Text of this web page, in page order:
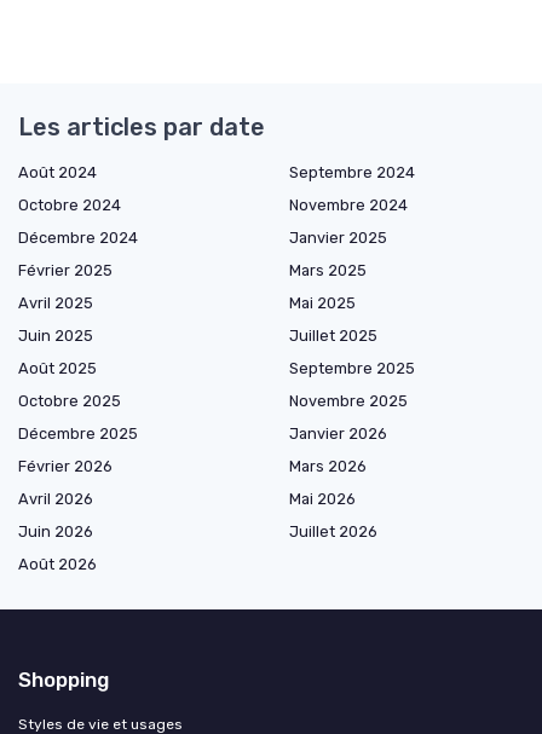
Les articles par date
Août 2024
Septembre 2024
Octobre 2024
Novembre 2024
Décembre 2024
Janvier 2025
Février 2025
Mars 2025
Avril 2025
Mai 2025
Juin 2025
Juillet 2025
Août 2025
Septembre 2025
Octobre 2025
Novembre 2025
Décembre 2025
Janvier 2026
Février 2026
Mars 2026
Avril 2026
Mai 2026
Juin 2026
Juillet 2026
Août 2026
Shopping
Styles de vie et usages